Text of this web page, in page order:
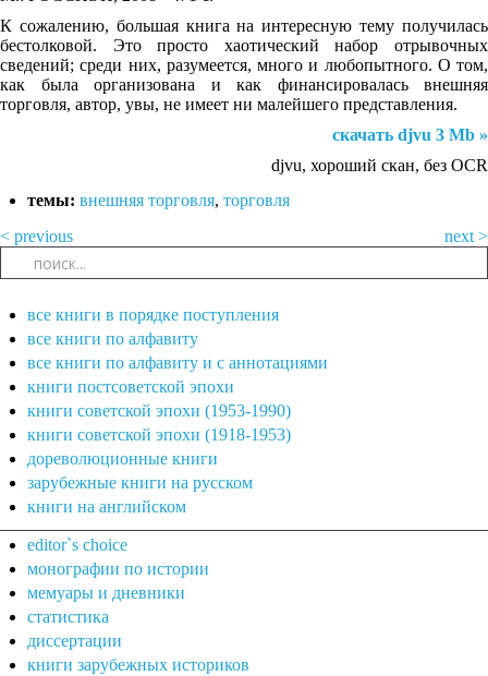
К сожалению, большая книга на интересную тему получилась
бестолковой. Это просто хаотический набор отрывочных
сведений; среди них, разумеется, много и любопытного. О том,
как была организована и как финансировалась внешняя
торговля, автор, увы, не имеет ни малейшего представления.
скачать djvu 3 Mb »
djvu, хороший скан, без OCR
темы: внешняя торговля, торговля
< previous
next >
все книги в порядке поступления
все книги по алфавиту
все книги по алфавиту и с аннотациями
книги постсоветской эпохи
книги советской эпохи (1953-1990)
книги советской эпохи (1918-1953)
дореволюционные книги
зарубежные книги на русском
книги на английском
editor`s choice
монографии по истории
мемуары и дневники
статистика
диссертации
книги зарубежных историков